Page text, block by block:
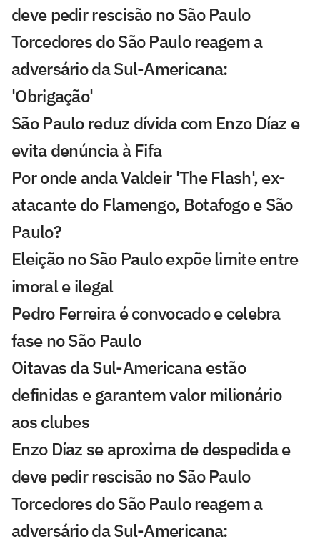
deve pedir rescisão no São Paulo
Torcedores do São Paulo reagem a
adversário da Sul-Americana:
'Obrigação'
São Paulo reduz dívida com Enzo Díaz e
evita denúncia à Fifa
Por onde anda Valdeir 'The Flash', ex-
atacante do Flamengo, Botafogo e São
Paulo?
Eleição no São Paulo expõe limite entre
imoral e ilegal
Pedro Ferreira é convocado e celebra
fase no São Paulo
Oitavas da Sul-Americana estão
definidas e garantem valor milionário
aos clubes
Enzo Díaz se aproxima de despedida e
deve pedir rescisão no São Paulo
Torcedores do São Paulo reagem a
adversário da Sul-Americana: